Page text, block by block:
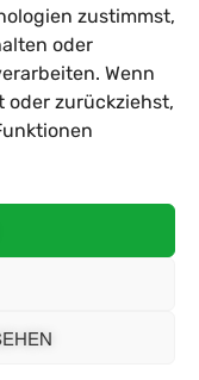
zustimmst,
oder
Wenn
zurückziehst,
(M/W/D)